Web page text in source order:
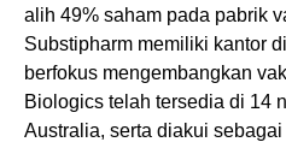
alih 49% saham pada pabrik
Substipharm memiliki kantor
berfokus mengembangkan
Biologics telah tersedia di 14
Australia, serta diakui